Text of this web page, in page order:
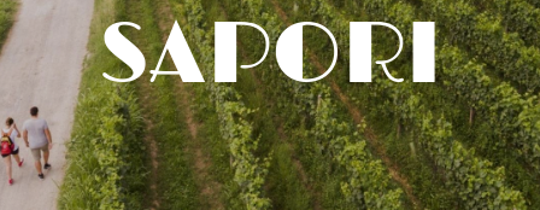
SAPORI